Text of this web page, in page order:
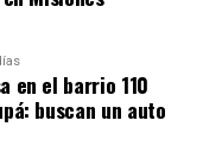
en el barrio 110
buscan un auto